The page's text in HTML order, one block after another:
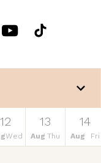
12
Wed
13
Aug Thu
14
Aug Fri